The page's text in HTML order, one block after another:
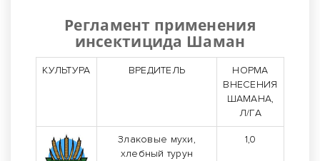
Регламент применения
инсектицида Шаман
КУЛЬТУРА ВРЕДИТЕЛЬ
НОРМА
ВНЕСЕНИЯ
ШАМАНА,
Л/ГА
Злаковые мухи,
хлебный турун
1,0